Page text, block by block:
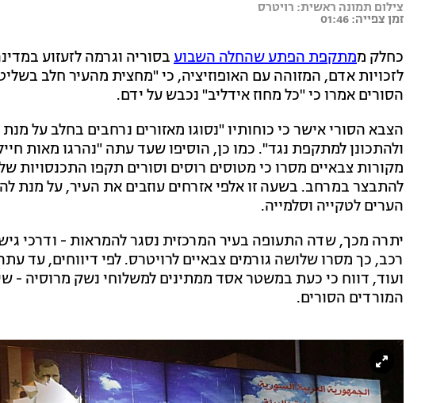
צילום תמונה ראשית: רויטרס
זמן צפייה: 01:46
כחלק ממתקפת הפתע שהחלה השבוע בסוריה וגרמה לזעזוע
לזכויות אדם, המזוהה עם האופוזיציה, כי "מחצית מהעיר חלב
הסורים אמרו כי "כל מחוז אידליב" נכבש על ידם.
הצבא הסורי אישר כי כוחותיו "נסוגו מאזורים נרחבים בחלב על
ולהתכונן למתקפת נגד". כמו כן, הוסיפו שעד עתה "נהרגו מאות
מקורות צבאיים מסרו כי מטוסים רוסים וסורים תקפו התכנסויות
להתבצר במרחב. בשעה זו אלפי אזרחים עוזבים את העיר, על מנת
הערים לטקייה וסלמייה.
יתרה מכך, שדה התעופה בעיר המרכזית נסגר להמראות - ודרכי
רכב, כך מסרו שלושה גורמים צבאיים לרויטרס. לפי דיווחים, עד
ועוד, דווח כי כעת במשטר אסד ממתינים למשלוחי נשק מרוסיה
המורדים הסורים.